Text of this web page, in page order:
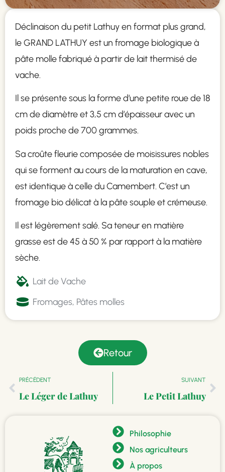
Déclinaison du petit Lathuy en format plus grand,
le GRAND LATHUY est un fromage biologique à
pâte molle fabriqué à partir de lait thermisé de
vache.
Il se présente sous la forme d’une petite roue de 18
cm de diamètre et 3,5 cm d’épaisseur avec un
poids proche de 700 grammes.
Sa croûte fleurie composée de moisissures nobles
qui se forment au cours de la maturation en cave,
est identique à celle du Camembert. C’est un
fromage bio délicat à la pâte souple et crémeuse.
Il est légèrement salé. Sa teneur en matière
grasse est de 45 à 50 % par rapport à la matière
sèche.
Lait de Vache
Fromages, Pâtes molles
Retour
PRÉCÉDENT
Le Léger de Lathuy
SUIVANT
Le Petit Lathuy
Philosophie
Nos agriculteurs
À propos